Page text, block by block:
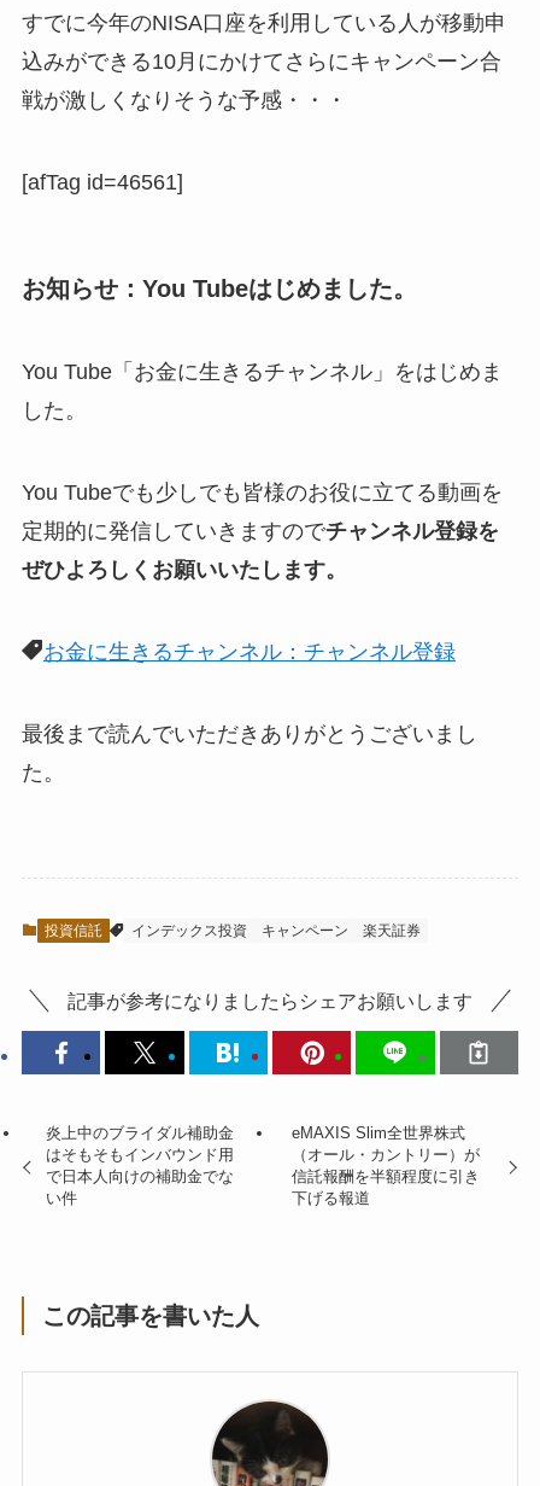
すでに今年のNISA口座を利用している人が移動申
込みができる10月にかけてさらにキャンペーン合
戦が激しくなりそうな予感・・・
[afTag id=46561]
お知らせ：You Tubeはじめました。
You Tube「お金に生きるチャンネル」をはじめま
した。
You Tubeでも少しでも皆様のお役に立てる動画を
定期的に発信していきますのでチャンネル登録を
ぜひよろしくお願いいたします。
お金に生きるチャンネル：チャンネル登録
最後まで読んでいただきありがとうございまし
た。
投資信託 インデックス投資 キャンペーン 楽天証券
記事が参考になりましたらシェアお願いします
炎上中のブライダル補助金
はそもそもインバウンド用
で日本人向けの補助金でな
い件
eMAXIS Slim全世界株式
（オール・カントリー）が
信託報酬を半額程度に引き
下げる報道
この記事を書いた人